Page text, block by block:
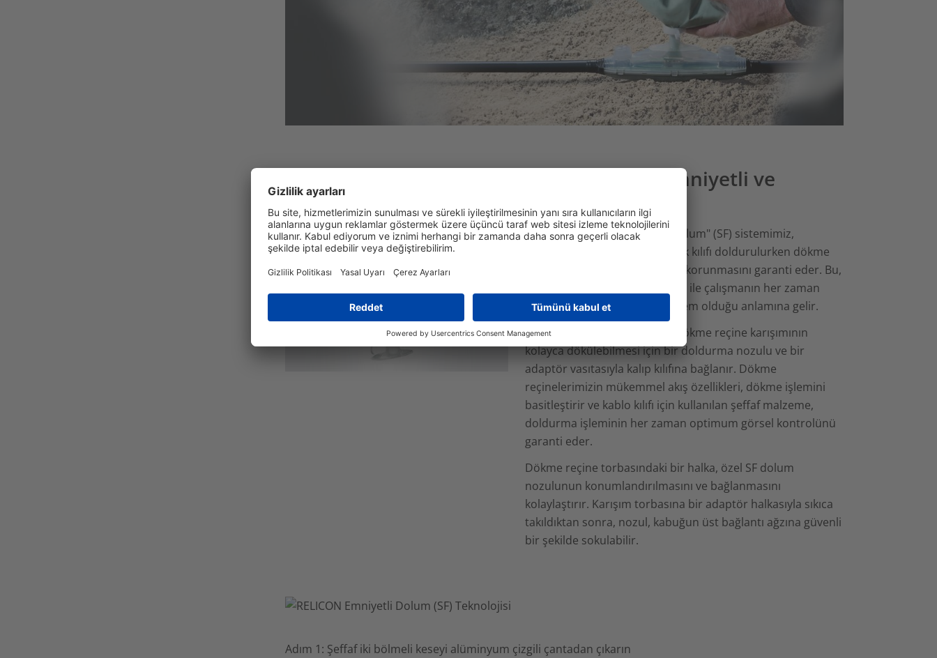
SF teknolojisine sahip kablo ek mufu ile emniyetli ve
güvenilir reçine dökme işlemi.
Optimize edilmiş "Emniyetli Dolum" (SF) sistemimiz,
montajcının karıştırılırken ve ek kılıfı doldurulurken dökme
reçine bileşenleri ile temastan korunmasını garanti eder. Bu,
RELICON kablo eki reçine kitleri ile çalışmanın her zaman
güvenli, temiz ve verimli bir işlem olduğu anlamına gelir.
Şeffaf dökme reçine torbası, dökme reçine karışımının
kolayca dökülebilmesi için bir doldurma nozulu ve bir
adaptör vasıtasıyla kalıp kılıfına bağlanır. Dökme
reçinelerimizin mükemmel akış özellikleri, dökme işlemini
basitleştirir ve kablo kılıfı için kullanılan şeffaf malzeme,
doldurma işleminin her zaman optimum görsel kontrolünü
garanti eder.
Dökme reçine torbasındaki bir halka, özel SF dolum
nozulunun konumlandırılmasını ve bağlanmasını
kolaylaştırır. Karışım torbasına bir adaptör halkasıyla sıkıca
takıldıktan sonra, nozul, kabuğun üst bağlantı ağzına güvenli
bir şekilde sokulabilir.
Adım 1: Şeffaf iki bölmeli keseyi alüminyum çizgili çantadan çıkarın